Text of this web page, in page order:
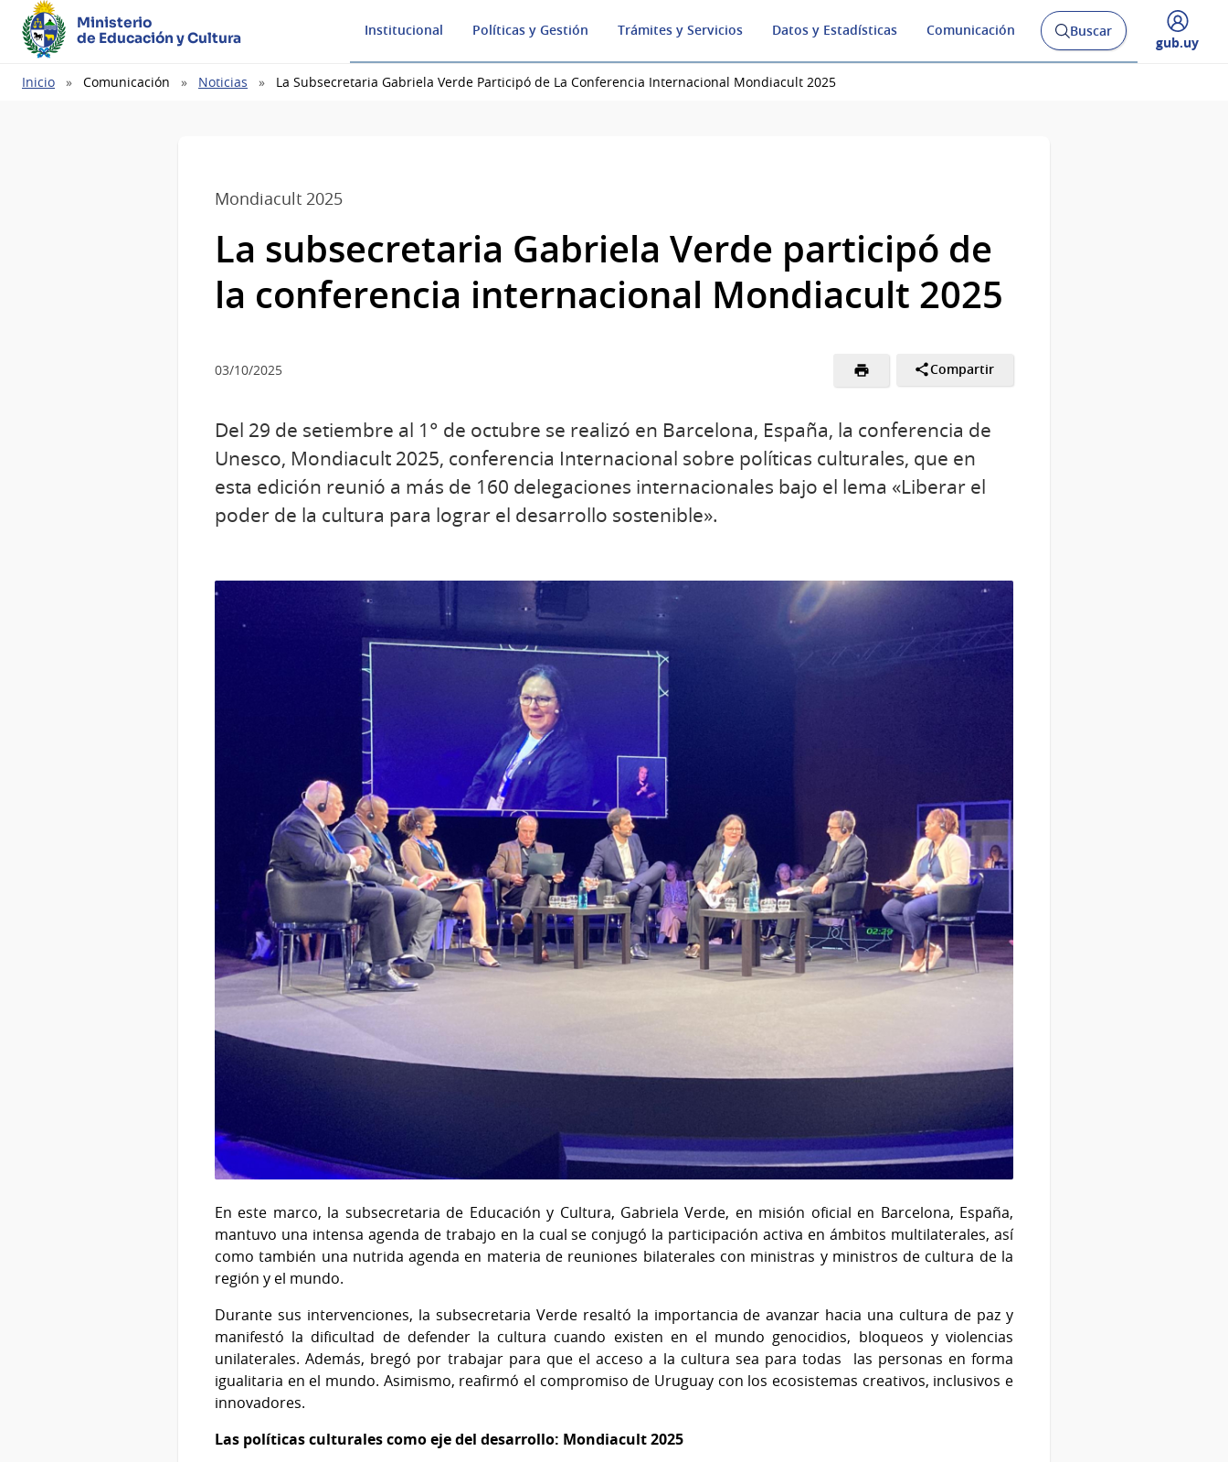
Ministerio
de Educación y Cultura
Institucional Políticas y Gestión Trámites y Servicios Datos y Estadísticas Comunicación
Abrir
buscador
Buscar
Desplegar
gub.uy
Ruta
Inicio Comunicación Noticias La Subsecretaria Gabriela Verde Participó de La Conferencia Internacional Mondiacult 2025
Mondiacult 2025
La subsecretaria Gabriela Verde participó de
la conferencia internacional Mondiacult 2025
03/10/2025 Compartir
Del 29 de setiembre al 1° de octubre se realizó en Barcelona, España, la conferencia de
Unesco, Mondiacult 2025, conferencia Internacional sobre políticas culturales, que en
esta edición reunió a más de 160 delegaciones internacionales bajo el lema «Liberar el
poder de la cultura para lograr el desarrollo sostenible».
En este marco, la subsecretaria de Educación y Cultura, Gabriela Verde, en misión oficial en Barcelona, España,
mantuvo una intensa agenda de trabajo en la cual se conjugó la participación activa en ámbitos multilaterales, así
como también una nutrida agenda en materia de reuniones bilaterales con ministras y ministros de cultura de la
región y el mundo.
Durante sus intervenciones, la subsecretaria Verde resaltó la importancia de avanzar hacia una cultura de paz y
manifestó la dificultad de defender la cultura cuando existen en el mundo genocidios, bloqueos y violencias
unilaterales. Además, bregó por trabajar para que el acceso a la cultura sea para todas las personas en forma
igualitaria en el mundo. Asimismo, reafirmó el compromiso de Uruguay con los ecosistemas creativos, inclusivos e
innovadores.
Las políticas culturales como eje del desarrollo: Mondiacult 2025